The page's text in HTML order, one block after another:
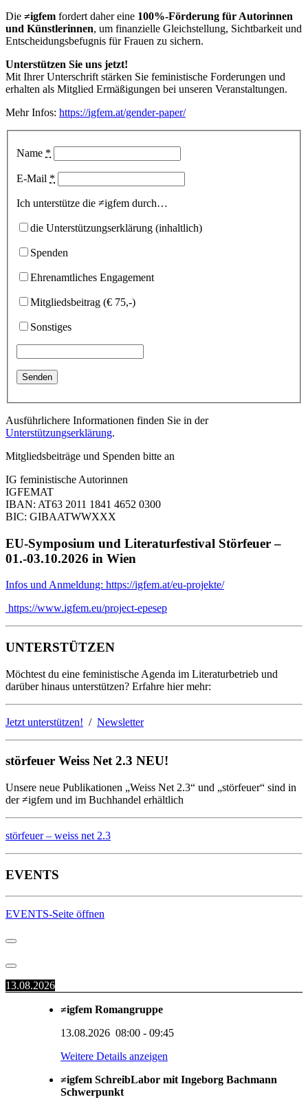
Die ≠igfem fordert daher eine 100%-Förderung für Autorinnen
und Künstlerinnen, um finanzielle Gleichstellung, Sichtbarkeit und
Entscheidungsbefugnis für Frauen zu sichern.
Unterstützen Sie uns jetzt!
Mit Ihrer Unterschrift stärken Sie feministische Forderungen und
erhalten als Mitglied Ermäßigungen bei unseren Veranstaltungen.
Mehr Infos: https://igfem.at/gender-paper/
Name *
E-Mail *
Ich unterstütze die ≠igfem durch…
die Unterstützungserklärung (inhaltlich)
Spenden
Ehrenamtliches Engagement
Mitgliedsbeitrag (€ 75,-)
Sonstiges
Ausführlichere Informationen finden Sie in der
Unterstützungserklärung.
Mitgliedsbeiträge und Spenden bitte an
IG feministische Autorinnen
IGFEMAT
IBAN: AT63 2011 1841 4652 0300
BIC: GIBAATWWXXX
EU-Symposium und Literaturfestival Störfeuer –
01.-03.10.2026 in Wien
Infos und Anmeldung: https://igfem.at/eu-projekte/
https://www.igfem.eu/project-epesep
UNTERSTÜTZEN
Möchtest du eine feministische Agenda im Literaturbetrieb und
darüber hinaus unterstützen? Erfahre hier mehr:
Jetzt unterstützen! / Newsletter
störfeuer Weiss Net 2.3 NEU!
Unsere neue Publikationen „Weiss Net 2.3“ und „störfeuer“ sind in
der ≠igfem und im Buchhandel erhältlich
störfeuer – weiss net 2.3
EVENTS
EVENTS-Seite öffnen
13.08.2026
≠igfem Romangruppe
13.08.2026 08:00 - 09:45
Weitere Details anzeigen
≠igfem SchreibLabor mit Ingeborg Bachmann
Schwerpunkt